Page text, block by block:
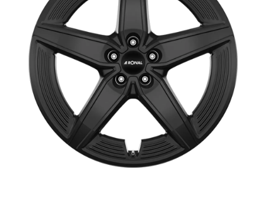
Auton renkaat
Yhteystiedot